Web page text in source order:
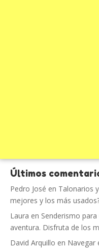
Últimos
Pedro José en Talonarios
mejores y los más
Laura en Senderismo
aventura. Disfruta de los
David Arquillo en Navegar